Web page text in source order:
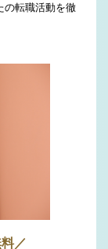
の転職活動を徹
／